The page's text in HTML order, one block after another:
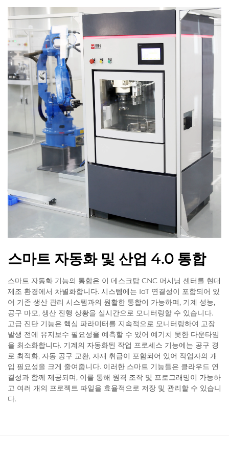
스마트 자동화 및 산업 4.0 통합
스마트 자동화 기능의 통합은 이 데스크탑 CNC 머시닝 센터를 현대
제조 환경에서 차별화합니다. 시스템에는 IoT 연결성이 포함되어 있
어 기존 생산 관리 시스템과의 원활한 통합이 가능하며, 기계 성능,
공구 마모, 생산 진행 상황을 실시간으로 모니터링할 수 있습니다.
고급 진단 기능은 핵심 파라미터를 지속적으로 모니터링하여 고장
발생 전에 유지보수 필요성을 예측할 수 있어 예기치 못한 다운타임
을 최소화합니다. 기계의 자동화된 작업 프로세스 기능에는 공구 경
로 최적화, 자동 공구 교환, 자재 취급이 포함되어 있어 작업자의 개
입 필요성을 크게 줄여줍니다. 이러한 스마트 기능들은 클라우드 연
결성과 함께 제공되며, 이를 통해 원격 조작 및 프로그래밍이 가능하
고 여러 개의 프로젝트 파일을 효율적으로 저장 및 관리할 수 있습니
다.